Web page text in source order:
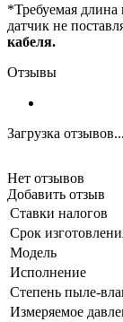
*Требуемая длина
датчик не
кабеля.
Отзывы
Загрузка отзывов...
Нет отзывов
Добавить отзыв
Ставки налогов
Срок
Модель
Исполнение
Степень пыле-
Измеряемое